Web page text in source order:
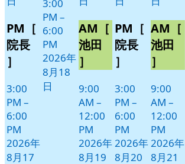
PM［
院長
］
3:00
PM –
6:00
PM
2026年
8月17
3:00
PM –
6:00
PM
2026年
8月18
日
AM［
池田
］
9:00
AM –
12:00
PM
2026年
8月19
PM［
院長
］
3:00
PM –
6:00
PM
2026年
8月20
AM［
池田
］
9:00
AM –
12:00
PM
2026年
8月21